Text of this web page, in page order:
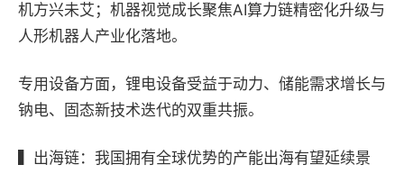
机方兴未艾；机器视觉成长聚焦AI算力链精密化升级与
人形机器人产业化落地。
专用设备方面， 锂电设备受益于动力、储能需求增长与
钠电、固态新技术迭代的双重共振。
出海链：我国拥有全球优势的产能出海有望延续景